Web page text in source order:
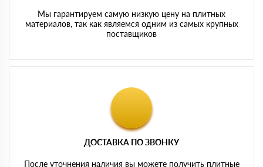
Мы гарантируем самую низкую цену на плитных
материалов, так как являемся одним из самых крупных
поставщиков
ДОСТАВКА ПО ЗВОНКУ
После уточнения наличия вы можете получить плитные